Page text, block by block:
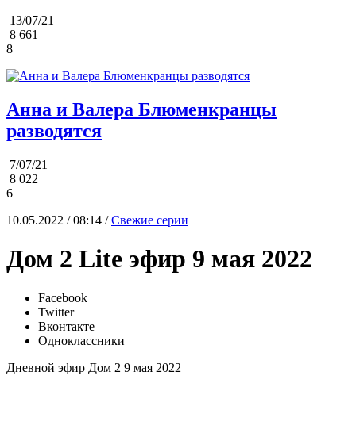
13/07/21
8 661
8
Анна и Валера Блюменкранцы
разводятся
7/07/21
8 022
6
10.05.2022 / 08:14 /Свежие серии
Дом 2 Lite эфир 9 мая 2022
Facebook
Twitter
Вконтакте
Одноклассники
Дневной эфир Дом 2 9 мая 2022